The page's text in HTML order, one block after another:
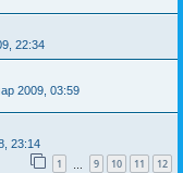
22:34
2009, 03:59
23:14
1 9 10 11 12